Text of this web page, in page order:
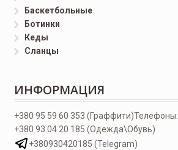
Баскетбольные
Ботинки
Кеды
Сланцы
ИНФОРМАЦИЯ
Телефоны:
+380 95 59 60 353 (Граффити)
+380 93 04 20 185 (Одежда\Обувь)
+380930420185 (Telegram)